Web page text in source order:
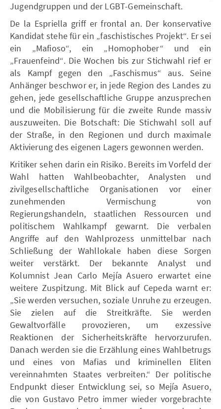
Jugendgruppen und der LGBT-Gemeinschaft.
De la Espriella griff er frontal an. Der konservative
Kandidat stehe für ein „faschistisches Projekt“. Er sei
ein „Mafioso“, ein „Homophober“ und ein
„Frauenfeind“. Die Wochen bis zur Stichwahl rief er
als Kampf gegen den „Faschismus“ aus. Seine
Anhänger beschwor er, in jede Region des Landes zu
gehen, jede gesellschaftliche Gruppe anzusprechen
und die Mobilisierung für die zweite Runde massiv
auszuweiten. Die Botschaft: Die Stichwahl soll auf
der Straße, in den Regionen und durch maximale
Aktivierung des eigenen Lagers gewonnen werden.
Kritiker sehen darin ein Risiko. Bereits im Vorfeld der
Wahl hatten Wahlbeobachter, Analysten und
zivilgesellschaftliche Organisationen vor einer
zunehmenden Vermischung von
Regierungshandeln, staatlichen Ressourcen und
politischem Wahlkampf gewarnt. Die verbalen
Angriffe auf den Wahlprozess unmittelbar nach
Schließung der Wahllokale haben diese Sorgen
weiter verstärkt. Der bekannte Analyst und
Kolumnist Jean Carlo Mejía Asuero erwartet eine
weitere Zuspitzung. Mit Blick auf Cepeda warnt er:
„Sie werden versuchen, soziale Unruhe zu erzeugen.
Sie zielen auf die Streitkräfte. Sie werden
Gewaltvorfälle provozieren, um exzessive
Reaktionen der Sicherheitskräfte hervorzurufen.
Danach werden sie die Erzählung eines Wahlbetrugs
und eines von Mafias und kriminellen Eliten
vereinnahmten Staates verbreiten.“ Der politische
Endpunkt dieser Entwicklung sei, so Mejía Asuero,
die von Gustavo Petro immer wieder vorgebrachte